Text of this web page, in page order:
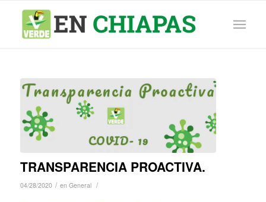
TRANSPARENCIA PROACTIVA.
04/28/2020 / en General /